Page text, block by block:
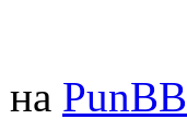
PunBB